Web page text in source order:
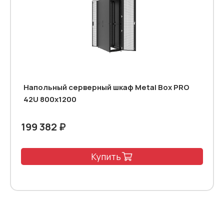
Напольный серверный шкаф Metal Box PRO
42U 800х1200
199 382 ₽
Купить